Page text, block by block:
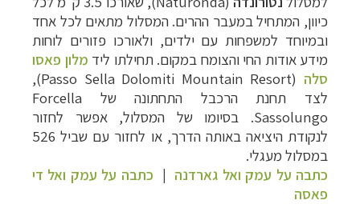
כיוון, המתחיל במעבר ההרים. המסלול מתאים לכל אחד
ובמיוחד למשפחות עם ילדים, ולאורכו פזורים לוחות
מידע אודות החי והצומח במקום. תחילתו ליד מלון פאסו
סלה (
Passo Sella Dolomiti Mountain Resort
),
לצד תחנת הרכבל התחתונה של Forcella
Sassolungo. בסיומו של המסלול, אפשר לחזור
לנקודת היציאה באותה הדרך, או לחזור עם שביל 526
במסלול מעגלי.
כתבה על עמק ואל גארדנה | כתבה על עמק ואל די
פאסה